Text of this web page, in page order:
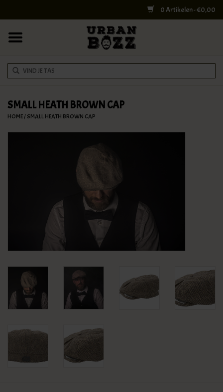
0 Artikelen - €0,00
COLLEGE BAGS
RUGZAKKEN
DOKTERSTASSEN
SPECIALS
SALE
SMALL HEATH BROWN CAP
HOME/SMALL HEATH BROWN CAP